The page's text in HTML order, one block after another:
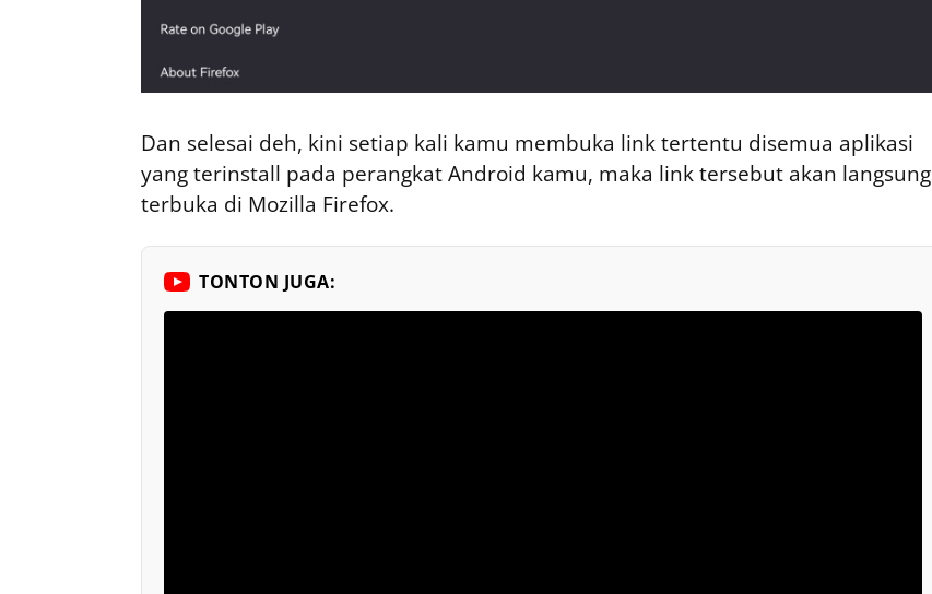
Dan selesai deh, kini setiap kali kamu membuka link tertentu disemua aplikasi
yang terinstall pada perangkat Android kamu, maka link tersebut akan langsung
terbuka di Mozilla Firefox.
TONTON JUGA: